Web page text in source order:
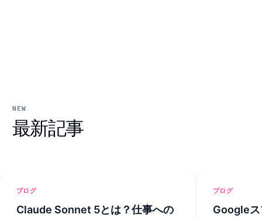
NEW
最新記事
ブログ
Claude Sonnet 5とは？仕事への
ブログ
Googleス